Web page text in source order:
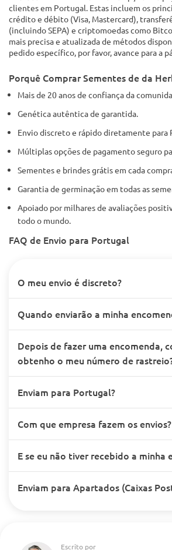
clientes em Portugal. Estas incluem os
crédito e débito (Visa, Mastercard),
(incluindo SEPA) e criptomoedas como
mais precisa e atualizada de métodos
pedido específico, por favor, avance para a
Porquê Comprar Sementes de da
Mais de 20 anos de confiança da
Genética autêntica de garantida.
Envio discreto e rápido diretamente para
Múltiplas opções de pagamento seguro
Sementes e brindes grátis em cada
Garantia de germinação em todas as
Apoiado por milhares de avaliações
todo o mundo.
FAQ de Envio para Portugal
O meu envio é discreto?
Quando enviarão a minha
Depois de fazer uma encomenda,
obtenho o meu número de
Enviam para Portugal?
Com que empresa fazem os envios?
E se eu não tiver recebido a minha
Enviam para Apartados (Caixas
Escrito por